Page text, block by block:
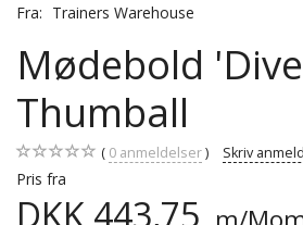
Fra: Trainers Warehouse
Mødebold
Thumball
0 anmeldelser Skriv
Pris fra
DKK 443,75